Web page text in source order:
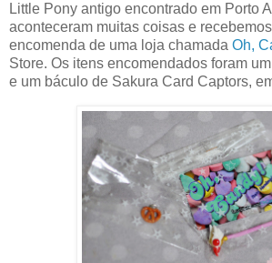
Little Pony antigo encontrado em Porto
aconteceram muitas coisas e
encomenda de uma loja chamada Oh,
Store. Os itens encomendados foram
e um báculo de Sakura Card Captors,